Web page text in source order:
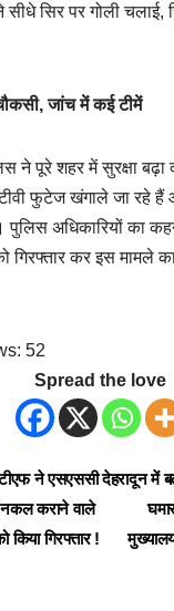
सीधे सिर पर गोली
जांच में कई टीमें
ने पूरे शहर में सुरक्षा बढ़ा
फुटेज खंगाले जा रहे हैं
पुलिस अधिकारियों का
गिरफ्तार कर इस मामले
52
Spread the love
देहरादून में
ने एसएससी
नकल कराने वाले
गिरफ्तार !